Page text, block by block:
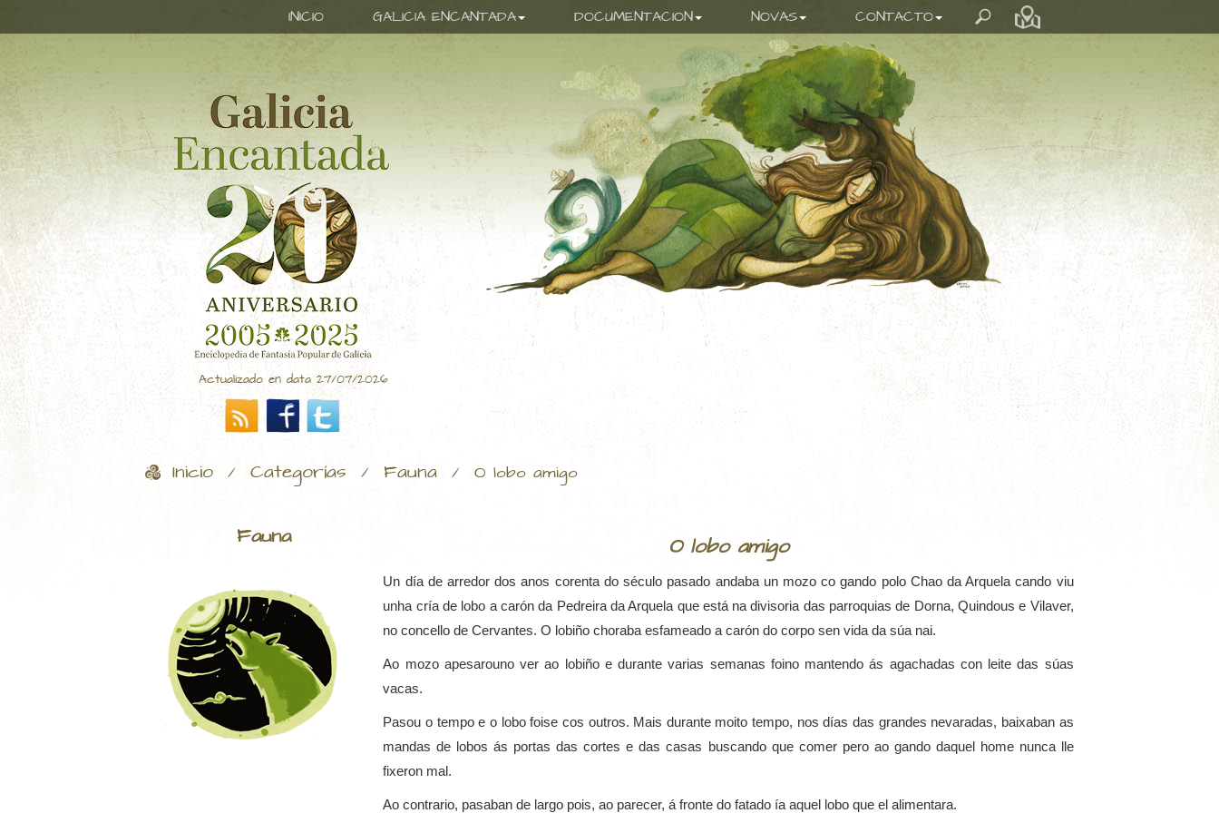
INICIO GALICIA ENCANTADA DOCUMENTACION NOVAS CONTACTO
Actualizado en data 27/07/2026
Inicio / Categorías / Fauna / O lobo amigo
Fauna O lobo amigo
Un día de arredor dos anos corenta do século pasado andaba un mozo co gando polo Chao da Arquela cando viu
unha cría de lobo a carón da Pedreira da Arquela que está na divisoria das parroquias de Dorna, Quindous e Vilaver,
no concello de Cervantes. O lobiño choraba esfameado a carón do corpo sen vida da súa nai.
Ao mozo apesarouno ver ao lobiño e durante varias semanas foino mantendo ás agachadas con leite das súas
vacas.
Pasou o tempo e o lobo foise cos outros. Mais durante moito tempo, nos días das grandes nevaradas, baixaban as
mandas de lobos ás portas das cortes e das casas buscando que comer pero ao gando daquel home nunca lle
fixeron mal.
Ao contrario, pasaban de largo pois, ao parecer, á fronte do fatado ía aquel lobo que el alimentara.